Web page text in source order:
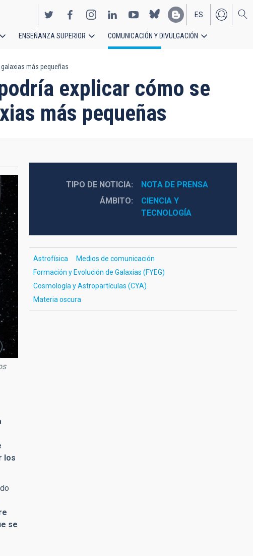
EN
ES
ENSEÑANZA SUPERIOR COMUNICACIÓN Y DIVULGACIÓN
más pequeñas
explicar cómo se
más pequeñas
los
se
TIPO DE NOTICIA
NOTA DE PRENSA
ÁMBITO
CIENCIA Y
TECNOLOGÍA
Astrofísica
Medios de comunicación
Formación y Evolución de Galaxias (FYEG)
Cosmología y Astropartículas (CYA)
Materia oscura